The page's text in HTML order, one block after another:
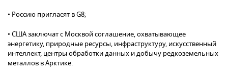
• Россию пригласят в G8;
• США заключат с Москвой соглашение, охватывающее
энергетику, природные ресурсы, инфраструктуру, искусственный
интеллект, центры обработки данных и добычу редкоземельных
металлов в Арктике.